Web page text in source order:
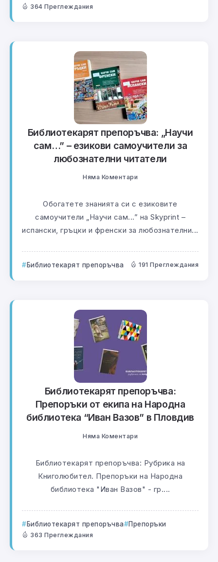
364 Преглеждания
Библиотекарят препоръчва: „Научи
сам…” – езикови самоучители за
любознателни читатели
Няма Коментари
Обогатете знанията си с езиковите
самоучители „Научи сам...” на Skyprint –
испански, гръцки и френски за любознателни...
Библиотекарят препоръчва 191 Преглеждания
Библиотекарят препоръчва:
Препоръки от екипа на Народна
библиотека “Иван Вазов” в Пловдив
Няма Коментари
Библиотекарят препоръчва: Рубрика на
Книголюбител. Препоръки на Народна
библиотека "Иван Вазов" - гр....
Библиотекарят препоръчва Препоръки
363 Преглеждания